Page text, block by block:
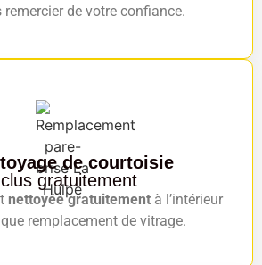
remercier de votre confiance.
de courtoisie
gratuitement
nettoyée gratuitementà l’intérieur
remplacement de vitrage.